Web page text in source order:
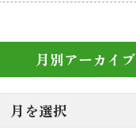
月別アーカイブ